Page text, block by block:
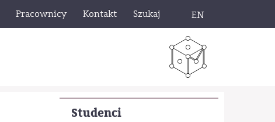
Pracownicy Kontakt Szukaj EN
Studenci